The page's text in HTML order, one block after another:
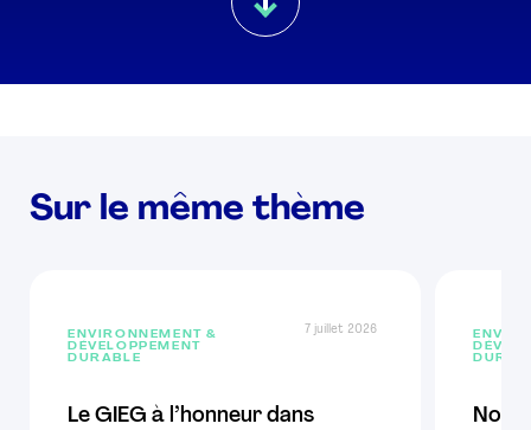
Sur le même thème
ENVIRONNEMENT &
DÉVELOPPEMENT
DURABLE
7 juillet 2026
Le GIEG à l’honneur dans